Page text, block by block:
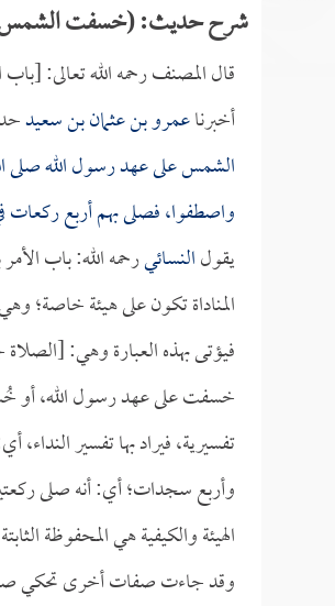
شرح حديث: (خسفت الشمس ...
قال المصنف رحمه الله تعالى:
أخبرناعمرو بن عثمان بن سعيد
الشمس على عهد رسول الله صلى
واصطفوا، فصلى بهم أربع
يقولالنسائيرحمه الله: باب
المناداة تكون على هيئة خاصة؛
فيؤتى بهذه العبارة وهي:
خسفت على عهد رسول الله، أو
تفسيرية، فيراد بها تفسير
وأربع سجدات؛ أي: أنه صلى
الهيئة والكيفية هي المحفوظة
وقد جاءت صفات أخرى تحكي